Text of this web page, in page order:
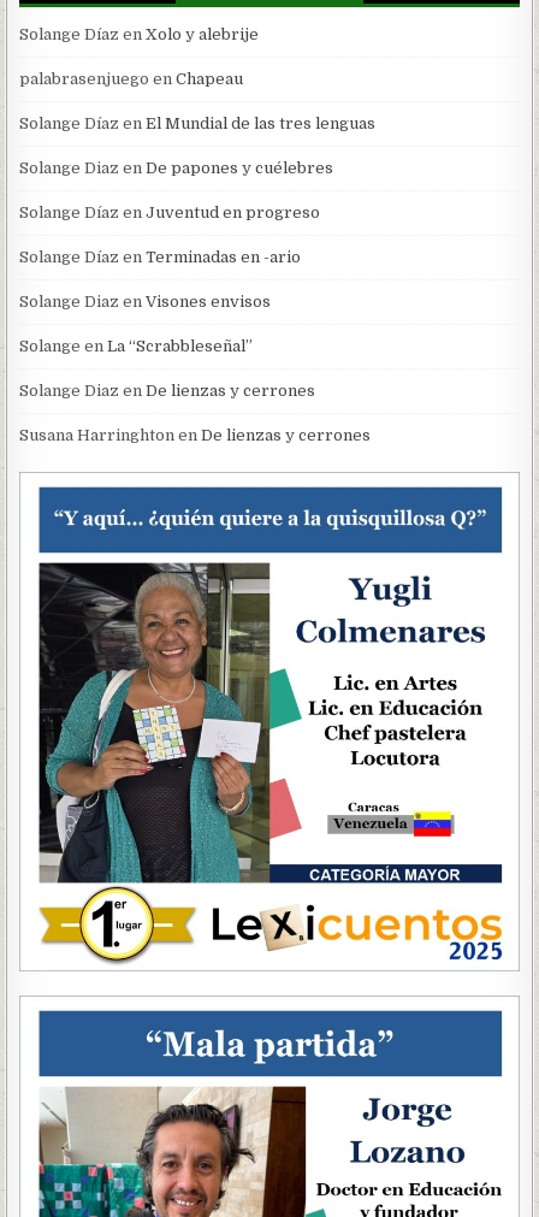
Solange Díaz enXolo y alebrije
palabrasenjuego enChapeau
Solange Díaz enEl Mundial de las tres lenguas
Solange Diaz enDe papones y cuélebres
Solange Díaz enJuventud en progreso
Solange Díaz enTerminadas en -ario
Solange Diaz enVisones envisos
Solange enLa “Scrabbleseñal”
Solange Diaz enDe lienzas y cerrones
Susana Harringhton enDe lienzas y cerrones